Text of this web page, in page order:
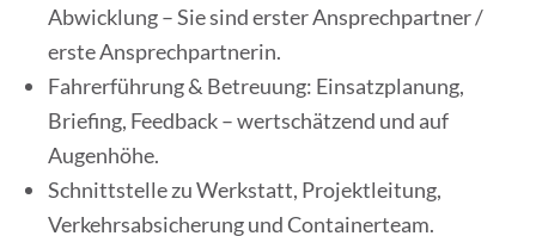
Abwicklung – Sie sind erster Ansprechpartner /
erste Ansprechpartnerin.
Fahrerführung & Betreuung: Einsatzplanung,
Briefing, Feedback – wertschätzend und auf
Augenhöhe.
Schnittstelle zu Werkstatt, Projektleitung,
Verkehrsabsicherung und Containerteam.